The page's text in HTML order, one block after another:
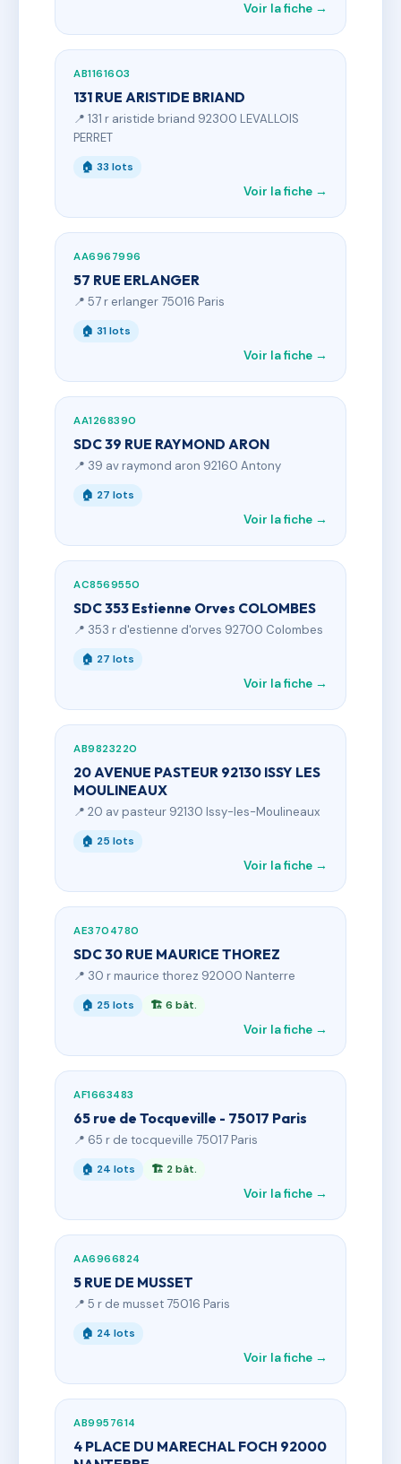
Voir la fiche →
AB1161603
131 RUE ARISTIDE BRIAND
📍 131 r aristide briand 92300 LEVALLOIS
PERRET
🏠 33 lots
Voir la fiche →
AA6967996
57 RUE ERLANGER
📍 57 r erlanger 75016 Paris
🏠 31 lots
Voir la fiche →
AA1268390
SDC 39 RUE RAYMOND ARON
📍 39 av raymond aron 92160 Antony
🏠 27 lots
Voir la fiche →
AC8569550
SDC 353 Estienne Orves COLOMBES
📍 353 r d'estienne d'orves 92700 Colombes
🏠 27 lots
Voir la fiche →
AB9823220
20 AVENUE PASTEUR 92130 ISSY LES
MOULINEAUX
📍 20 av pasteur 92130 Issy-les-Moulineaux
🏠 25 lots
Voir la fiche →
AE3704780
SDC 30 RUE MAURICE THOREZ
📍 30 r maurice thorez 92000 Nanterre
🏠 25 lots 🏗 6 bât.
Voir la fiche →
AF1663483
65 rue de Tocqueville - 75017 Paris
📍 65 r de tocqueville 75017 Paris
🏠 24 lots 🏗 2 bât.
Voir la fiche →
AA6966824
5 RUE DE MUSSET
📍 5 r de musset 75016 Paris
🏠 24 lots
Voir la fiche →
AB9957614
4 PLACE DU MARECHAL FOCH 92000